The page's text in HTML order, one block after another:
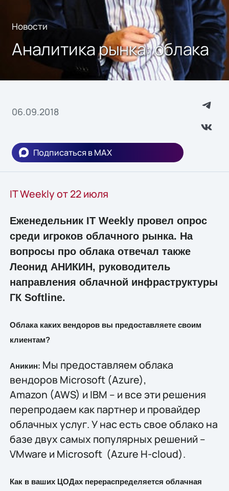
Новости
Аналитика рынка: облака
06.09.2018
Подписаться в MAX
IT Weekly от 22 июля
Еженедельник IT Weekly провел опрос
среди игроков облачного рынка. На
вопросы про облака отвечал также
Леонид АНИКИН, руководитель
направления облачной инфраструктуры
ГК Softline.
Облака каких вендоров вы предоставляете своим
клиентам?
Аникин: Мы предоставляем облака
вендоров Microsoft (Azure),
Amazon (AWS) и IBM – и все эти решения
перепродаем как партнер и провайдер
облачных услуг. У нас есть свое облако на
базе двух самых популярных решений –
VMware и Microsoft (Azure H-cloud).
Как в ваших ЦОДах перераспределяется облачная